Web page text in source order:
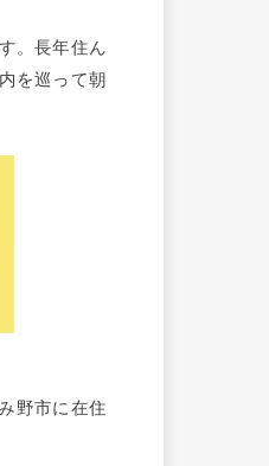
。長年住ん
を巡って朝
野市に在住